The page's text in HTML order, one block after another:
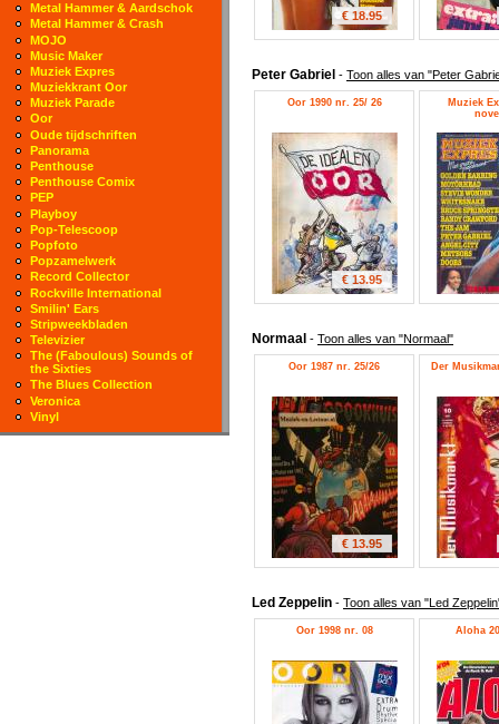
€ 18.95
Peter Gabriel - Toon alles van "Peter
Oor 1990 nr. 25/ 26
€ 13.95
Muziek
Normaal - Toon alles van "Normaal"
Oor 1987 nr. 25/26
€ 13.95
Der
Led Zeppelin - Toon alles van "Led
Oor 1998 nr. 08 Aloha
Metal Hammer & Aardschok
Metal Hammer & Crash
MOJO
Music Maker
Muziek Expres
Muziekkrant Oor
Muziek Parade
Oor
Oude tijdschriften
Panorama
Penthouse
Penthouse Comix
PEP
Playboy
Pop-Telescoop
Popfoto
Popzamelwerk
Record Collector
Rockville International
Smilin' Ears
Stripweekbladen
Televizier
The (Faboulous) Sounds of
the Sixties
The Blues Collection
Veronica
Vinyl